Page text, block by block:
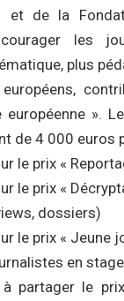
et de la
les
plus
».
de 4 000 euros
le prix «
le prix «
dossiers)
le prix « Jeune
en
partager le